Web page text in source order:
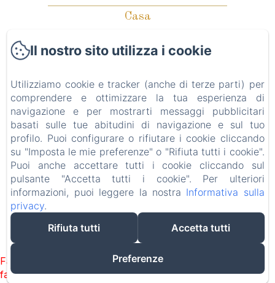
Casa
New Menu Item
New Menu Item
Contatta
Informativa Privacy
Note legali
Informazioni sui cookie
Funziona con Amenitiz
Failed to load BookingEngine/index: Loading chunk 1322
failed. (missing:
Il nostro sito utilizza i cookie
Utilizziamo cookie e tracker (anche di terze parti) per
comprendere e ottimizzare la tua esperienza di
navigazione e per mostrarti messaggi pubblicitari
basati sulle tue abitudini di navigazione e sul tuo
profilo. Puoi configurare o rifiutare i cookie cliccando
su "Imposta le mie preferenze" o "Rifiuta tutti i cookie".
Puoi anche accettare tutti i cookie cliccando sul
pulsante "Accetta tutti i cookie". Per ulteriori
informazioni, puoi leggere la nostra Informativa sulla
privacy.
Rifiuta tutti
Accetta tutti
Preferenze